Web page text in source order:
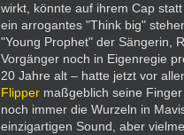
wirkt, könnte auf ihrem Cap
ein arrogantes "Think big"
"Young Prophet" der Sängerin,
Vorgänger noch in Eigenregie
20 Jahre alt – hatte jetzt vor
Flipper maßgeblich seine Finger
noch immer die Wurzeln in
einzigartigen Sound, aber